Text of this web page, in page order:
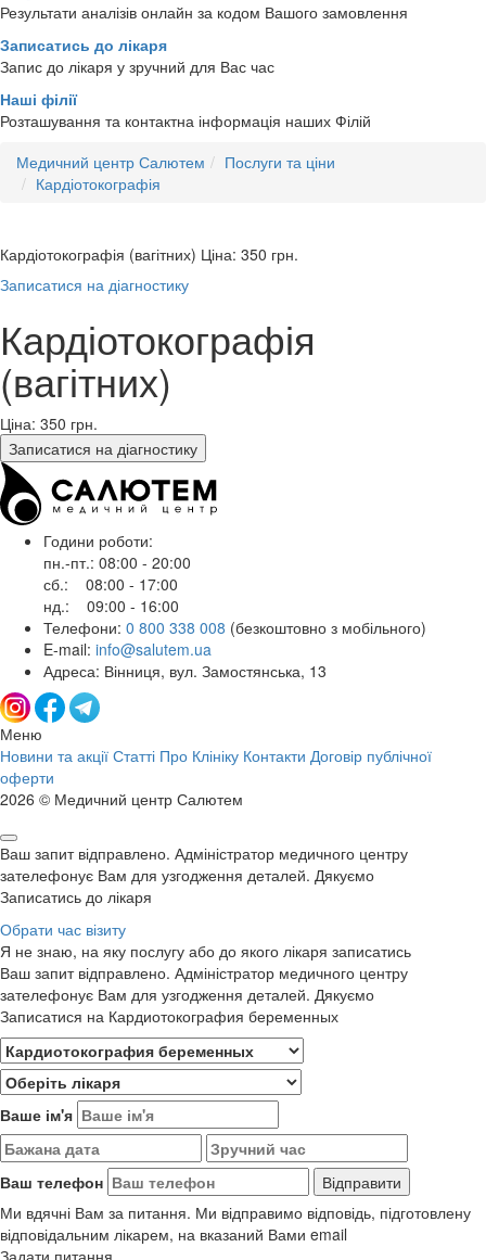
Результати аналізів онлайн за кодом Вашого замовлення
Записатись до лікаря
Запис до лікаря у зручний для Вас час
Наші філії
Розташування та контактна інформація наших Філій
Медичний центр Салютем
Послуги та ціни
Кардіотокографія
Кардіотокографія (вагітних) Ціна: 350 грн.
Записатися на діагностику
Кардіотокографія
(вагітних)
Ціна: 350 грн.
Записатися на діагностику
Години роботи:
пн.-пт.: 08:00 - 20:00
сб.: 08:00 - 17:00
нд.: 09:00 - 16:00
Телефони: 0 800 338 008 (безкоштовно з мобільного)
E-mail: info@salutem.ua
Адреса: Вінниця, вул. Замостянська, 13
Меню
Новини та акції Статті Про Клініку Контакти Договір публічної
оферти
2026 © Медичний центр Салютем
Ваш запит відправлено. Адміністратор медичного центру
зателефонує Вам для узгодження деталей. Дякуємо
Записатись до лікаря
Обрати час візиту
Я не знаю, на яку послугу або до якого лікаря записатись
Ваш запит відправлено. Адміністратор медичного центру
зателефонує Вам для узгодження деталей. Дякуємо
Записатися на Кардиотокография беременных
Ваше ім'я
Ваш телефон
Ми вдячні Вам за питання. Ми відправимо відповідь, підготовлену
відповідальним лікарем, на вказаний Вами email